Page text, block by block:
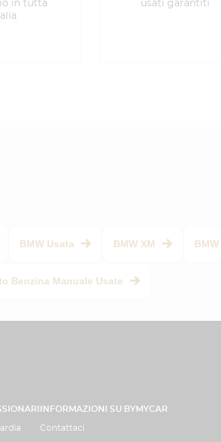
in tutta
usati garantiti
BMW Usata BMW XM
Benzina Manuale Usate
INFORMAZIONI SU BYMYCAR
Contattaci